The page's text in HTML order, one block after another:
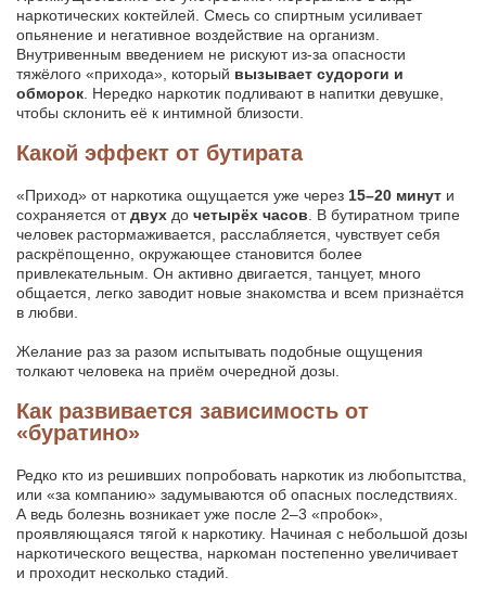
наркотических коктейлей. Смесь со спиртным усиливает
опьянение и негативное воздействие на организм.
Внутривенным введением не рискуют из-за опасности
тяжёлого «прихода», который вызывает судороги и
обморок . Нередко наркотик подливают в напитки девушке,
чтобы склонить её к интимной близости.
Какой эффект от бутирата
«Приход» от наркотика ощущается уже через 15–20 минут и
сохраняется отдвух до четырёх часов . В бутиратном трипе
человек растормаживается, расслабляется, чувствует себя
раскрёпощенно, окружающее становится более
привлекательным. Он активно двигается, танцует, много
общается, легко заводит новые знакомства и всем признаётся
в любви.
Желание раз за разом испытывать подобные ощущения
толкают человека на приём очередной дозы.
Как развивается зависимость от
«буратино»
Редко кто из решивших попробовать наркотик из любопытства,
или «за компанию» задумываются об опасных последствиях.
А ведь болезнь возникает уже после 2–3 «пробок»,
проявляющаяся тягой к наркотику. Начиная с небольшой дозы
наркотического вещества, наркоман постепенно увеличивает
и проходит несколько стадий.